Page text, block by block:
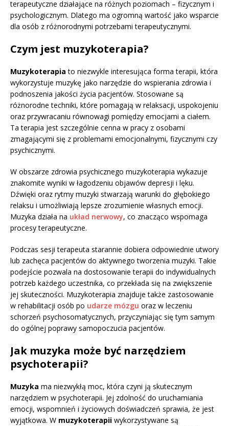
terapeutyczne działające na różnych poziomach – fizycznym i
psychologicznym. Dlatego ma ogromną wartość jako wsparcie
dla osób z różnorodnymi potrzebami terapeutycznymi.
Czym jest muzykoterapia?
Muzykoterapia to niezwykle interesująca forma terapii, która
wykorzystuje muzykę jako narzędzie do wspierania zdrowia i
podnoszenia jakości życia pacjentów. Stosowane są
różnorodne techniki, które pomagają w relaksacji, uspokojeniu
oraz przywracaniu równowagi pomiędzy emocjami a ciałem.
Ta terapia jest szczególnie cenna w pracy z osobami
zmagającymi się z problemami emocjonalnymi, fizycznymi czy
psychicznymi.
W obszarze zdrowia psychicznego muzykoterapia wykazuje
znakomite wyniki w łagodzeniu objawów depresji i lęku.
Dźwięki oraz rytmy muzyki stwarzają warunki do głębokiego
relaksu i umożliwiają lepsze zrozumienie własnych emocji.
Muzyka działa na układ nerwowy, co znacząco wspomaga
procesy terapeutyczne.
Podczas sesji terapeuta starannie dobiera odpowiednie utwory
lub zachęca pacjentów do aktywnego tworzenia muzyki. Takie
podejście pozwala na dostosowanie terapii do indywidualnych
potrzeb każdego uczestnika, co przekłada się na zwiększenie
jej skuteczności. Muzykoterapia znajduje także zastosowanie
w rehabilitacji osób po udarze mózgu oraz w leczeniu
schorzeń psychosomatycznych, przyczyniając się tym samym
do ogólnej poprawy samopoczucia pacjentów.
Jak muzyka może być narzędziem
psychoterapii?
Muzyka ma niezwykłą moc, która czyni ją skutecznym
narzędziem w psychoterapii. Jej zdolność do uruchamiania
emocji, wspomnień i życiowych doświadczeń sprawia, że jest
wyjątkowa. W muzykoterapii wykorzystywane są